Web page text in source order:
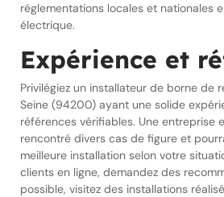
réglementations locales et nationales
électrique.
Expérience et
Privilégiez un installateur de borne de
Seine (94200) ayant une solide
références vérifiables. Une entreprise
rencontré divers cas de figure et
meilleure installation selon votre
clients en ligne, demandez des
possible, visitez des installations